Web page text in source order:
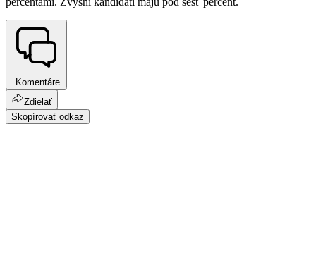
Komentáre
Zdielať
Skopírovať odkaz